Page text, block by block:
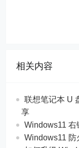
相关内容
联想笔记本 U
享
Windows11 右
Windows11 防